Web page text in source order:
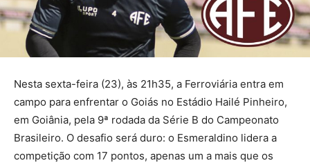
Nesta sexta-feira (23), às 21h35, a Ferroviária entra em
campo para enfrentar o Goiás no Estádio Hailé Pinheiro,
em Goiânia, pela 9ª rodada da Série B do Campeonato
Brasileiro. O desafio será duro: o Esmeraldino lidera a
competição com 17 pontos, apenas um a mais que os